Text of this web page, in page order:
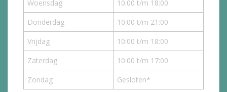
Woensdag
10:00 t/m 18:00
Donderdag
10:00 t/m 21:00
Vrijdag
10:00 t/m 18:00
Zaterdag
10:00 t/m 17:00
Zondag
Gesloten*